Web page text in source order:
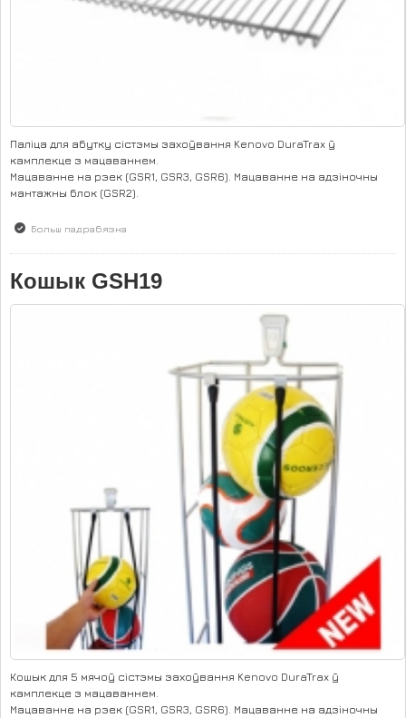
Паліца для абутку сістэмы захоўвання Kenovo DuraTrax ў
камплекце з мацаваннем.
Мацаванне на рэек (GSR1, GSR3, GSR6). Мацаванне на адзіночны
мантажны блок (GSR2).
Больш падрабязна
Кошык GSH19
Кошык для 5 мячоў сістэмы захоўвання Kenovo DuraTrax ў
камплекце з мацаваннем.
Мацаванне на рэек (GSR1, GSR3, GSR6). Мацаванне на адзіночны